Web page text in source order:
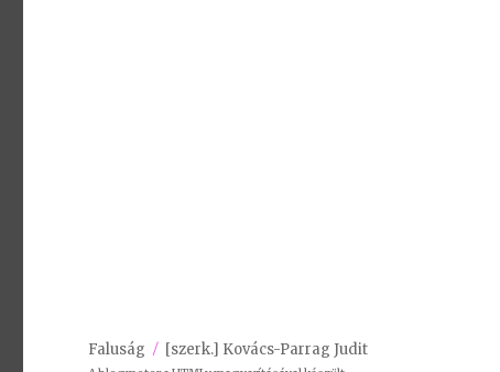
Faluság [szerk.] Kovács-Parrag Judit